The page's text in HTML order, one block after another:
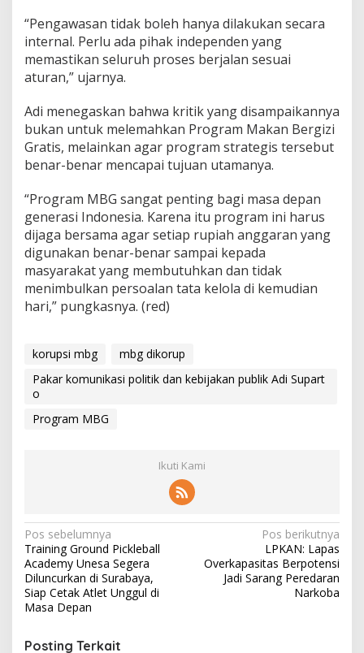
“Pengawasan tidak boleh hanya dilakukan secara
internal. Perlu ada pihak independen yang
memastikan seluruh proses berjalan sesuai
aturan,” ujarnya.
Adi menegaskan bahwa kritik yang disampaikannya
bukan untuk melemahkan Program Makan Bergizi
Gratis, melainkan agar program strategis tersebut
benar-benar mencapai tujuan utamanya.
“Program MBG sangat penting bagi masa depan
generasi Indonesia. Karena itu program ini harus
dijaga bersama agar setiap rupiah anggaran yang
digunakan benar-benar sampai kepada
masyarakat yang membutuhkan dan tidak
menimbulkan persoalan tata kelola di kemudian
hari,” pungkasnya. (red)
korupsi mbg
mbg dikorup
Pakar komunikasi politik dan kebijakan publik Adi Supart
o
Program MBG
Ikuti Kami
N
a
v
i
Pos sebelumnya
Training Ground Pickleball
Academy Unesa Segera
Diluncurkan di Surabaya,
Siap Cetak Atlet Unggul di
Masa Depan
Pos berikutnya
LPKAN: Lapas
Overkapasitas Berpotensi
Jadi Sarang Peredaran
Narkoba
Posting Terkait